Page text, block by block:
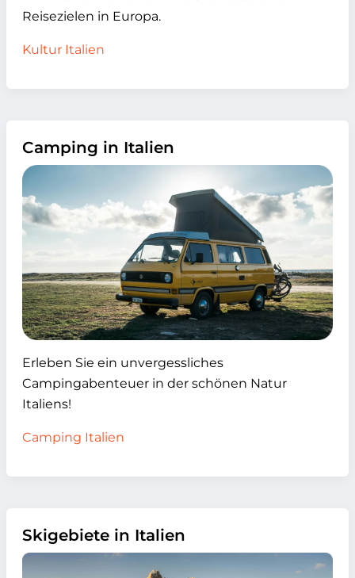
Reisezielen in Europa.
Kultur Italien
Camping in Italien
Erleben Sie ein unvergessliches
Campingabenteuer in der schönen Natur
Italiens!
Camping Italien
Skigebiete in Italien